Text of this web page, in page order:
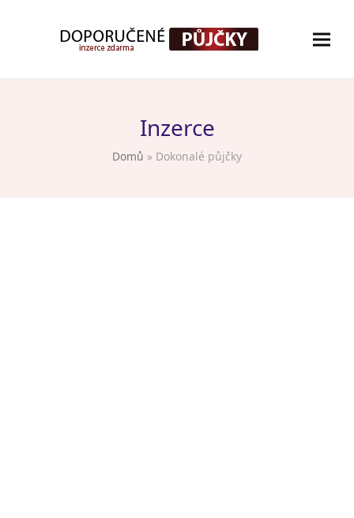
Inzerce
Domů » Dokonalé půjčky